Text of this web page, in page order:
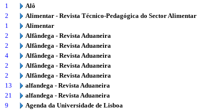
1
Alô
2
Alimentar - Revista Técnico-Pedagógica do Sector Alimentar
1
Alimentar
2
Alfândega - Revista Aduaneira
2
Alfândega - Revista Aduaneira
4
Alfândega - Revista Aduaneira
2
Alfândega - Revista Aduaneira
2
Alfândega - Revista Aduaneira
13
alfandega - Revista Aduaneira
21
alfandega - Revista Aduaneira
9
Agenda da Universidade de Lisboa